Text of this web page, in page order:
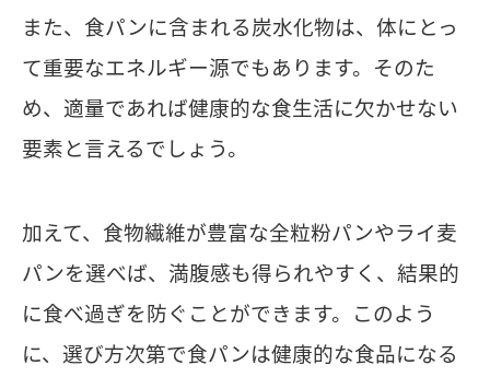
また、食パンに含まれる炭水化物は、体にとっ
て重要なエネルギー源でもあります。そのた
め、適量であれば健康的な食生活に欠かせない
要素と言えるでしょう。
加えて、食物繊維が豊富な全粒粉パンやライ麦
パンを選べば、満腹感も得られやすく、結果的
に食べ過ぎを防ぐことができます。このよう
に、選び方次第で食パンは健康的な食品になる